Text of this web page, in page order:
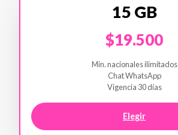
15 GB
$19.500
Min. nacionales ilimitados
Chat WhatsApp
Vigencia 30 días
Elegir